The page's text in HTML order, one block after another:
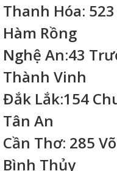
Thanh Hóa:
Hàm Rồng
Nghệ An:43
Thành Vinh
Đắk Lắk:154
Tân An
Cần Thơ: 285
Bình Thủy